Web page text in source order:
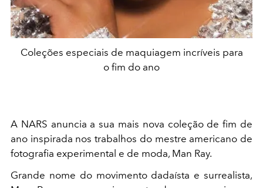
Coleções especiais de maquiagem incríveis para
o fim do ano
A NARS anuncia a sua mais nova coleção de fim de
ano inspirada nos trabalhos do mestre americano de
fotografia experimental e de moda, Man Ray.
Grande nome do movimento dadaísta e surrealista,